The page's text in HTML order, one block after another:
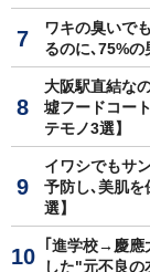
ワキの臭いで
るのに､75%
大阪駅直結な
墟フードコー
テモノ3選】
イワシでもサ
予防し､美肌を
選】
｢進学校→慶應
した"元不良